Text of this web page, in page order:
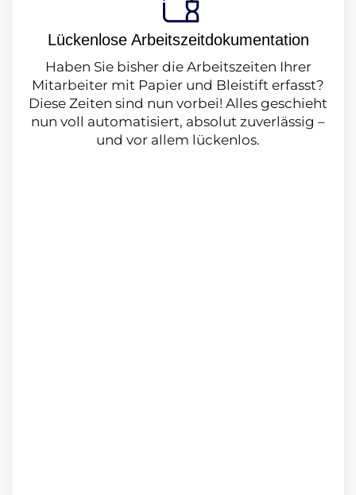
Lückenlose Arbeitszeitdokumentation
Haben Sie bisher die Arbeitszeiten Ihrer
Mitarbeiter mit Papier und Bleistift er­fasst?
Diese Zeiten sind nun vorbei! Alles geschieht
nun voll automatisiert, ab­solut zuverlässig –
und vor allem lückenlos.